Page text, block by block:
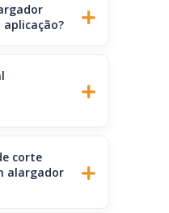
corte
alargador